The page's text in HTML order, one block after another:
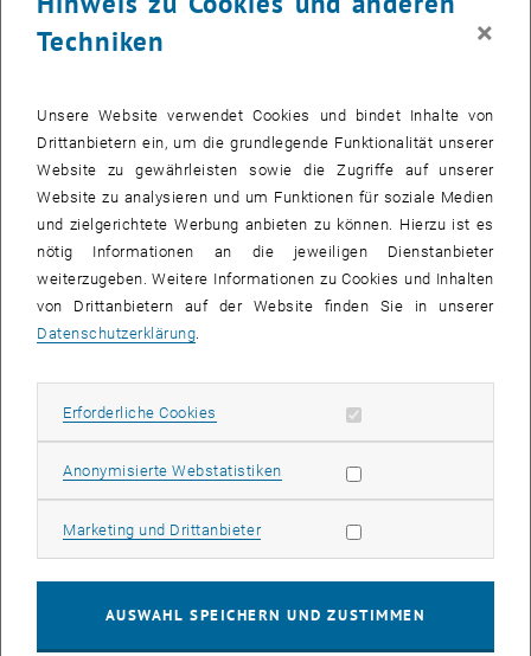
Ab sofort können Bibliotheksbenutzer_innen Lernplätze und
Gruppenarbeitsräume der Hauptbibliothek und der Chemie- und
Nach einer Übergangsphase sind nun die Gruppenarbeitsräume
beider Standorte sowie die Lernplätze im 3., 4. und 5. Stock der
Hauptbibliothek buchbar. Ein Teil der Plätze bleibt frei zugänglich.
So funktioniert's
anny für Android, öffnet eine externe URL in einem neuen Fenster
→annyfüriOS, öffnet eine externe URL in einem neuen Fenster
einsteigen.
beim ersten Starten derAppunter"Data host region"die Option
anny.eu"auswählen
weiter mit SSO(Domain: tuwien.ac.at)
Angehörige der TU Wien: Anmeldung über TU-Wien-Login
Externe Bibliotheksbenutzer_innenmelden sich über "Login für
externe Bibliotheksbenutzer_innen (CatalogPlus und
Lernplatzbuchung)" auf der TU-Wien-Login-Seite an.
Benutzungsbedingungen der Bibliothek in TISS noch nicht
akzeptiert (Registerkarte "Organisation" in TISS →
Techniken
×
Unsere Website verwendet Cookies und bindet Inhalte von
Drittanbietern ein, um die grundlegende Funktionalität unserer
Website zu gewährleisten sowie die Zugriffe auf unserer
Website zu analysieren und um Funktionen für soziale Medien
und zielgerichtete Werbung anbieten zu können. Hierzu ist es
nötig Informationen an die jeweiligen Dienstanbieter
weiterzugeben. Weitere Informationen zu Cookies und Inhalten
von Drittanbietern auf der Website finden Sie in unserer
Datenschutzerklärung.
Erforderliche Cookies Erforderliche Cookies zulassen
Anonymisierte WebstatistikenStatistik Cookies zulassen
Marketing und DrittanbieterMarketing Cookies zulassen
AUSWAHL SPEICHERN UND ZUSTIMMEN